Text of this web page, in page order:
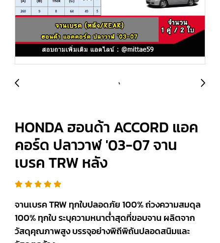
HONDA ฮอนด้า ACCORD แอค
คอร์ด ปลาวาฬ '03-07 จาน
เบรค TRW หลัง
จานเบรค TRW ทุกใบปลอดภัย 100% ถ่วงความสมดุล
100% ทุกใบ ระบุความหนาต่ำสุดที่ขอบจาน ผลิตจาก
วัสดุคุณภาพสูง บรรจุอย่างพิถีพิถันปลอดสนิมและ